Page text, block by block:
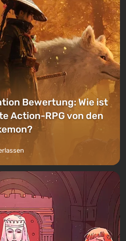
Bewertung: Wie ist
Action-RPG von den